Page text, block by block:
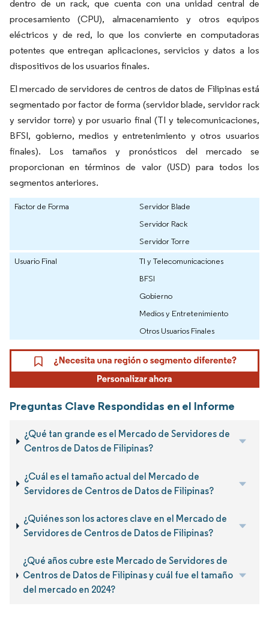
dentro de un rack, que cuenta con una unidad central de
procesamiento (CPU), almacenamiento y otros equipos
eléctricos y de red, lo que los convierte en computadoras
potentes que entregan aplicaciones, servicios y datos a los
dispositivos de los usuarios finales.
El mercado de servidores de centros de datos de Filipinas está
segmentado por factor de forma (servidor blade, servidor rack
y servidor torre) y por usuario final (TI y telecomunicaciones,
BFSI, gobierno, medios y entretenimiento y otros usuarios
finales). Los tamaños y pronósticos del mercado se
proporcionan en términos de valor (USD) para todos los
segmentos anteriores.
Factor de Forma
Servidor Blade
Servidor Rack
Servidor Torre
Usuario Final
TI y Telecomunicaciones
BFSI
Gobierno
Medios y Entretenimiento
Otros Usuarios Finales
Preguntas Clave Respondidas en el Informe
¿Qué tan grande es el Mercado de Servidores de
Centros de Datos de Filipinas?
¿Cuál es el tamaño actual del Mercado de
Servidores de Centros de Datos de Filipinas?
¿Quiénes son los actores clave en el Mercado de
Servidores de Centros de Datos de Filipinas?
¿Qué años cubre este Mercado de Servidores de
Centros de Datos de Filipinas y cuál fue el tamaño
del mercado en 2024?